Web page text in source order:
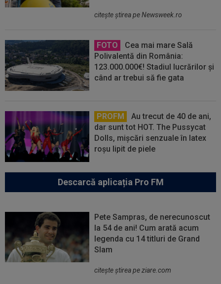
citeşte ştirea pe Newsweek.ro
FOTO
Cea mai mare Sală
Polivalentă din România:
123.000.000€! Stadiul lucrărilor și
când ar trebui să fie gata
PROFM
Au trecut de 40 de ani,
dar sunt tot HOT. The Pussycat
Dolls, mișcări senzuale în latex
roșu lipit de piele
Descarcă aplicația Pro FM
Pete Sampras, de nerecunoscut
la 54 de ani! Cum arată acum
legenda cu 14 titluri de Grand
Slam
citeşte ştirea pe ziare.com